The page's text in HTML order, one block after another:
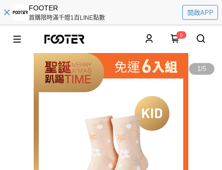
FOOTER
首購限時滿千贈1百LINE點數
開啟APP
0
1/5